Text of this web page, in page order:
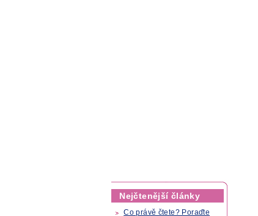
Nejčtenější články
Co právě čtete? Poraďte